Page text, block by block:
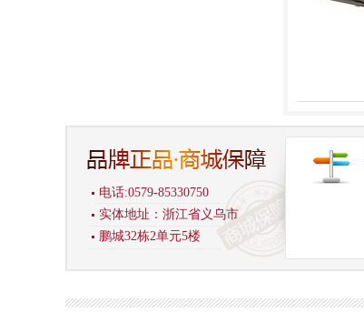
电话:0579-85330750
实体地址：浙江省义乌市
鹏城32栋2单元5楼